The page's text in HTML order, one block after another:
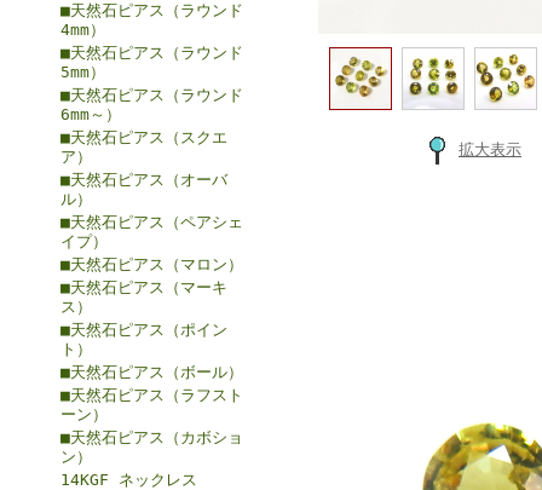
■天然石ピアス（ラウンド
4mm）
■天然石ピアス（ラウンド
5mm）
■天然石ピアス（ラウンド
6mm～）
■天然石ピアス（スクエ
ア）
■天然石ピアス（オーバ
ル）
■天然石ピアス（ペアシェ
イプ）
■天然石ピアス（マロン）
■天然石ピアス（マーキ
ス）
■天然石ピアス（ポイン
ト）
■天然石ピアス（ボール）
■天然石ピアス（ラフスト
ーン）
■天然石ピアス（カボショ
ン）
14KGF ネックレス
拡大表示